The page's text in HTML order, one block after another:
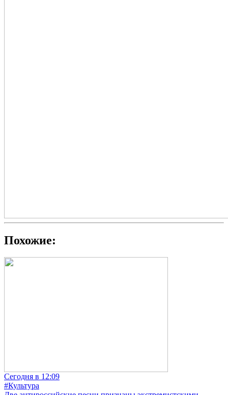
Похожие:
Сегодня в 12:09
#Культура